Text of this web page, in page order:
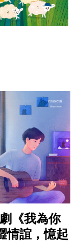
《我為你
誼，憶起